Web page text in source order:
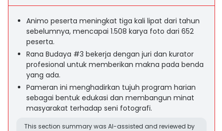
Animo peserta meningkat tiga kali lipat dari tahun
sebelumnya, mencapai 1.508 karya foto dari 652
peserta.
Rana Budaya #3 bekerja dengan juri dan kurator
profesional untuk memberikan makna pada benda
yang ada.
Pameran ini menghadirkan tujuh program harian
sebagai bentuk edukasi dan membangun minat
masyarakat terhadap seni fotografi.
This section summary was AI-assisted and reviewed by